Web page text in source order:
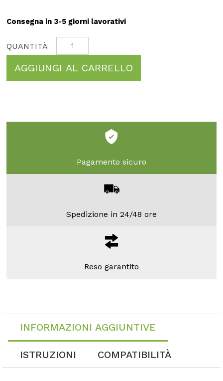
Consegna in 3-5 giorni lavorativi
AGGIUNGI AL CARRELLO
Pagamento sicuro
Spedizione in 24/48 ore
Reso garantito
INFORMAZIONI AGGIUNTIVE
ISTRUZIONI COMPATIBILITÀ